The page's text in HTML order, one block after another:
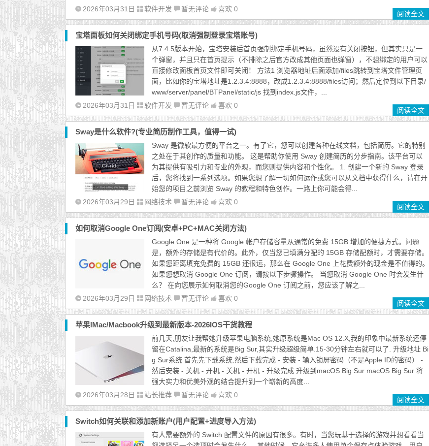
2026年03月31日
软件开发 暂无评论 喜欢 0
阅读全文
宝塔面板如何关闭绑定手机号码(取消强制登录宝塔账号)
从7.4.5版本开始，宝塔安装后首页强制绑定手机号码，虽然没有关闭按钮，但其实只是一
个弹窗，并且只在首页提示（不排除之后官方改成其他页面也弹窗），不想绑定的用户可以
直接修改面板首页文件即可关闭！ 方法1 浏览器地址后面添加/files跳转到宝塔文件管理页
面，比如你的宝塔地址是1.2.3.4:8888，改成1.2.3.4:8888/files访问；然后定位到以下目录/
www/server/panel/BTPanel/static/js 找到index.js文件，...
2026年03月31日
软件开发 暂无评论 喜欢 0
阅读全文
Sway是什么软件?(专业简历制作工具，值得一试)
Sway 是微软最方便的平台之一。有了它，您可以创建各种在线文档，包括简历。它的特别
之处在于其创作的质量和功能。 这是帮助你使用 Sway 创建简历的分步指南。该平台可以
为其提供有吸引力和专业的外观，而您则提供内容和个性化。 1. 创建一个新的 Sway 登录
后，您将找到一系列选项。如果您想了解一切如何运作或您可以从文档中获得什么，请在开
始您的项目之前浏览 Sway 的教程和特色创作。一路上你可能会得...
2026年03月29日
网络技术 暂无评论 喜欢 0
阅读全文
如何取消Google One订阅(安卓+PC+MAC关闭方法)
Google One 是一种将 Google 帐户存储容量从通常的免费 15GB 增加的便捷方式。问题
是，额外的存储是有代价的。此外，仅当您已填满分配的 15GB 存储配额时，才需要存储。
如果您距离填充免费的 15GB 还很远，那么在 Google One 上花费额外的现金是不值得的。
如果您想取消 Google One 订阅，请按以下步骤操作。 当您取消 Google One 时会发生什
么？ 在向您展示如何取消您的Google One 订阅之前，您应该了解之...
2026年03月29日
网络技术 暂无评论 喜欢 0
阅读全文
苹果IMac/Macbook升级到最新版本-2026IOS干货教程
前几天,朋友让我帮她升级苹果电脑系统,她原系统是Mac OS 12.X,我的印象中最新系统还停
留在Catalina,最新的系统是Big Sur,其实升级超级简单.15-30分钟左右就可以了. 升级地址 Bi
g Sur系统 首先先下载系统,然后下载完成 - 安装 - 输入锁屏密码（不是Apple ID的密码） -
然后安装 - 关机 - 开机 - 关机 - 开机 - 升级完成 升级到macOS Big Sur macOS Big Sur 将
强大实力和优美外观的结合提升到一个崭新的高度...
2026年03月28日
站长推荐 暂无评论 喜欢 0
阅读全文
Switch如何关联和添加新账户(用户配置+进度导入方法)
有人需要额外的 Switch 配置文件的原因有很多。有时，当您玩基于选择的游戏并想看看当